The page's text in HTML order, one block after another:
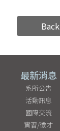
Back
最新消息
系所公告
活動訊息
國際交流
實習/徵才